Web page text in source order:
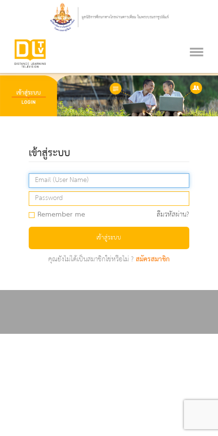
เข้าสู่ระบบ
Remember me ลืมรหัสผ่าน?
เข้าสู่ระบบ
คุณยังไม่ได้เป็นสมาชิกใช่หรือไม่ ?สมัครสมาชิก